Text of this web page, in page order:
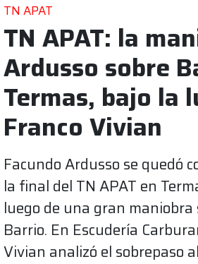
TN APAT
TN APAT: la
Ardusso sobre
Termas, bajo la
Franco Vivian
Facundo Ardusso se quedó
la final del TN APAT en
luego de una gran maniobra
Barrio. En Escudería
Vivian analizó el sobrepaso